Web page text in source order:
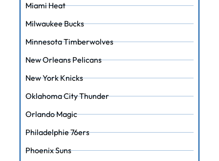
Miami Heat
Milwaukee Bucks
Minnesota Timberwolves
New Orleans Pelicans
New York Knicks
Oklahoma City Thunder
Orlando Magic
Philadelphie 76ers
Phoenix Suns